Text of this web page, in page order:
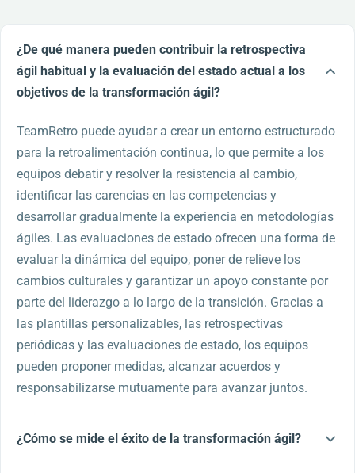
¿De qué manera pueden contribuir la retrospectiva
ágil habitual y la evaluación del estado actual a los
objetivos de la transformación ágil?
TeamRetro puede ayudar a crear un entorno estructurado
para la retroalimentación continua, lo que permite a los
equipos debatir y resolver la resistencia al cambio,
identificar las carencias en las competencias y
desarrollar gradualmente la experiencia en metodologías
ágiles. Las evaluaciones de estado ofrecen una forma de
evaluar la dinámica del equipo, poner de relieve los
cambios culturales y garantizar un apoyo constante por
parte del liderazgo a lo largo de la transición. Gracias a
las plantillas personalizables, las retrospectivas
periódicas y las evaluaciones de estado, los equipos
pueden proponer medidas, alcanzar acuerdos y
responsabilizarse mutuamente para avanzar juntos.
¿Cómo se mide el éxito de la transformación ágil?